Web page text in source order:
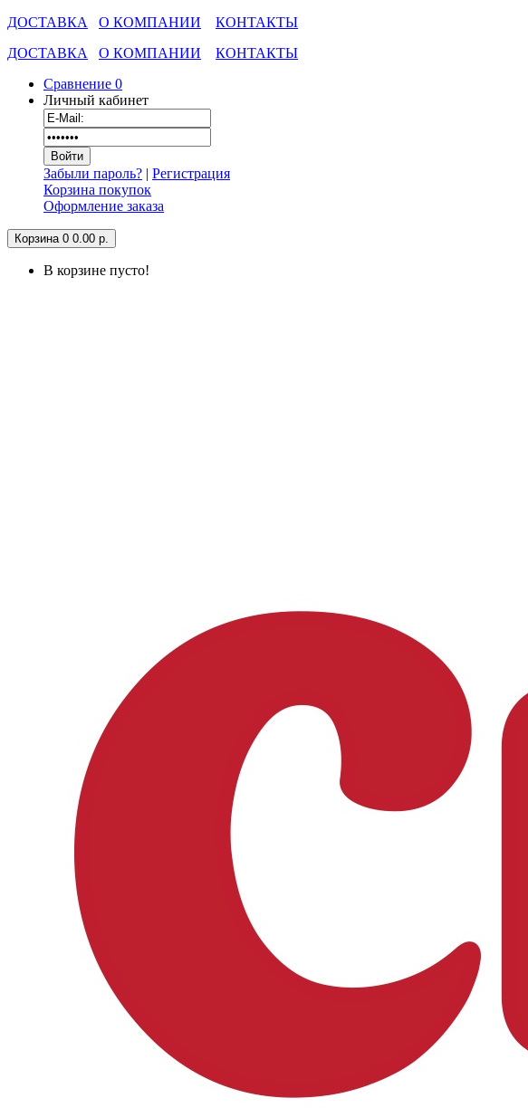
ДОСТАВКА О КОМПАНИИ
КОНТАКТЫ
ДОСТАВКА
О КОМПАНИИ
КОНТАКТЫ
Сравнение 0
Личный кабинет
Забыли пароль? | Регистрация
Корзина покупок
Оформление заказа
Корзина 0 0.00 р.
В корзине пусто!